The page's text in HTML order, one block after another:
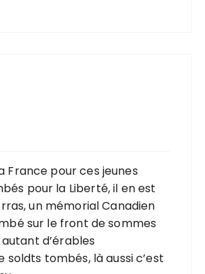
France pour ces jeunes
pour la Liberté, il en est
un mémorial Canadien
sur le front de sommes
autant d’érables
soldts tombés, là aussi c’est